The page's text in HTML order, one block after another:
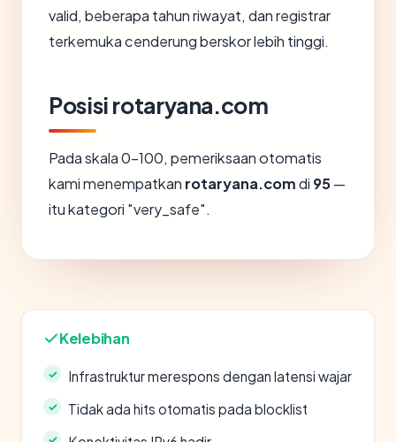
valid, beberapa tahun riwayat, dan registrar
terkemuka cenderung berskor lebih tinggi.
Posisi rotaryana.com
Pada skala 0-100, pemeriksaan otomatis
kami menempatkan rotaryana.comdi 95—
itu kategori "very_safe".
Kelebihan
Infrastruktur merespons dengan latensi wajar
Tidak ada hits otomatis pada blocklist